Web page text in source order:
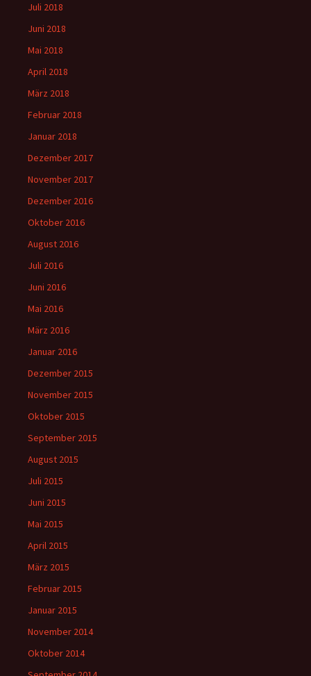
Juli 2018
Juni 2018
Mai 2018
April 2018
März 2018
Februar 2018
Januar 2018
Dezember 2017
November 2017
Dezember 2016
Oktober 2016
August 2016
Juli 2016
Juni 2016
Mai 2016
März 2016
Januar 2016
Dezember 2015
November 2015
Oktober 2015
September 2015
August 2015
Juli 2015
Juni 2015
Mai 2015
April 2015
März 2015
Februar 2015
Januar 2015
November 2014
Oktober 2014